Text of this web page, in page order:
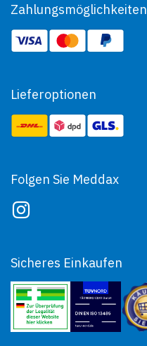
Zahlungsmöglichkeiten
Lieferoptionen
Folgen Sie Meddax
Sicheres Einkaufen